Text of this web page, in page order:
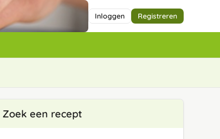
Inloggen Registreren
Zoek een recept